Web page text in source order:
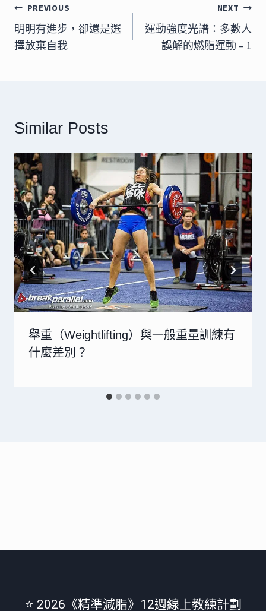
文
章
導
PREVIOUS
明明有進步，卻還是選
擇放棄自我
NEXT
運動強度光譜：多數人
誤解的燃脂運動 – 1
Similar Posts
舉重（Weightlifting）與一般重量訓練有
什麼差別？
⭐️ 2026《精準減脂》12週線上教練計劃